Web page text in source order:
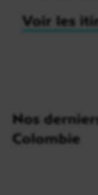
Voir les
Nos
Colombie